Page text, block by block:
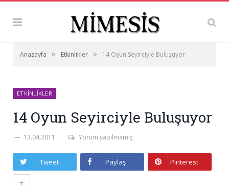
Anasayfa » Etkinlikler » 14 Oyun Seyirciyle Buluşuyor
ETKINLIKLER
14 Oyun Seyirciyle Buluşuyor
13.04.2011 Yorum yapılmamış
Tweet Paylaş Pinterest
+